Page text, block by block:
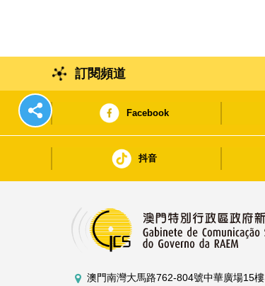
訂閱頻道
Facebook
抖音
澳門南灣大馬路762-804號中華廣場15樓